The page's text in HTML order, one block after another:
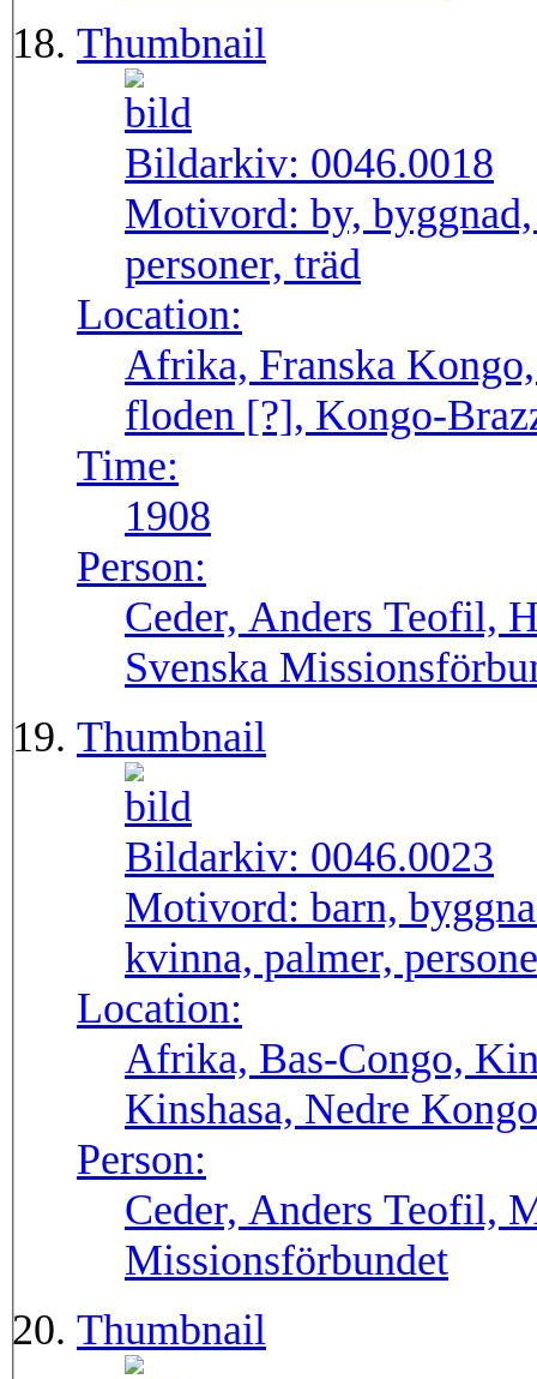
Thumbnail
Bildarkiv: 0046.0018
Motivord: by,
personer, träd
Location:
Afrika, Franska
floden [?], Kongo-
Time:
1908
Person:
Ceder, Anders Teofil,
Svenska
Thumbnail
Bildarkiv: 0046.0023
Motivord: barn,
kvinna, palmer,
Location:
Afrika, Bas-Congo,
Kinshasa, Nedre Kongo
Person:
Ceder, Anders Teofil,
Missionsförbundet
Thumbnail